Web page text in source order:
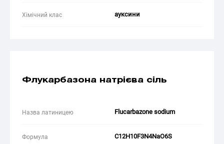
Хімічний клас ауксини
Флукарбазона натрієва сіль
Назва латиницею Flucarbazone sodium
Формула C12H10F3N4NaO6S